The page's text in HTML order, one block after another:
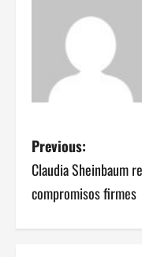
P
o
Previous:
Claudia Sheinbaum
compromisos firmes